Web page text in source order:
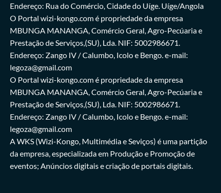
Endereço: Rua do Comércio, Cidade do Uíge. Uíge/Angola
O Portal wizi-kongo.com é propriedade da empresa
MBUNGA MANANGA, Comércio Geral, Agro-Pecúaria e
Prestação de Serviços,(SU), Lda. NIF: 5002986671.
Endereço: Zango IV / Calumbo, Icolo e Bengo. e-mail:
legoza@gmail.com
O Portal wizi-kongo.com é propriedade da empresa
MBUNGA MANANGA, Comércio Geral, Agro-Pecúaria e
Prestação de Serviços,(SU), Lda. NIF: 5002986671.
Endereço: Zango IV / Calumbo, Icolo e Bengo. e-mail:
legoza@gmail.com
A WKS (Wizi-Kongo, Multimédia e Seviços) é uma partição
da empresa, especializada em Produção e Promoção de
eventos; Anúncios digitais e criação de portais digitais.